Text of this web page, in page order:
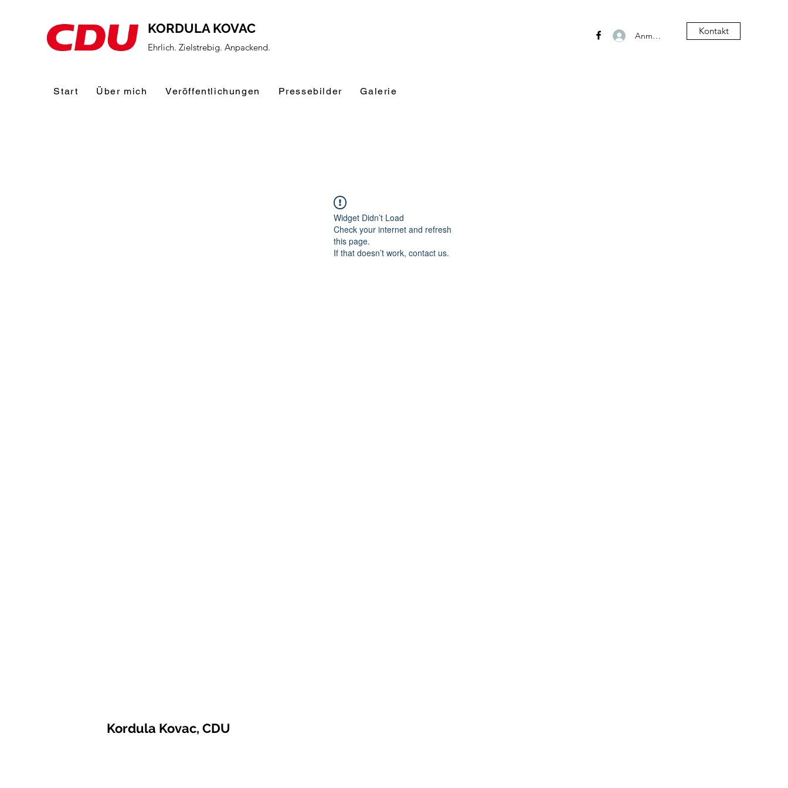
KORDULA KOVAC
Ehrlich. Zielstrebig. Anpackend.
Start Über mich Veröffentlichungen Pressebilder Galerie
Anmelden Kontakt
Widget Didn’t Load
Check your internet and refresh
this page.
If that doesn’t work, contact us.
Kordula Kovac, CDU